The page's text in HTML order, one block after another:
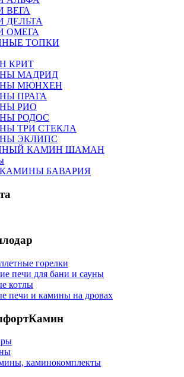
ВЕГА
ДЕЛЬТА
ОМЕГА
ТОПКИ
КРИТ
МАДРИД
МЮНХЕН
ПРАГА
РИО
РОДОС
ТРИ СТЕКЛА
ЭКЛИПС
КАМИН ШАМАН
БАВАРИЯ
горелки
печи для бани и сауны
котлы
печи и камины на дровах
каминокомплекты